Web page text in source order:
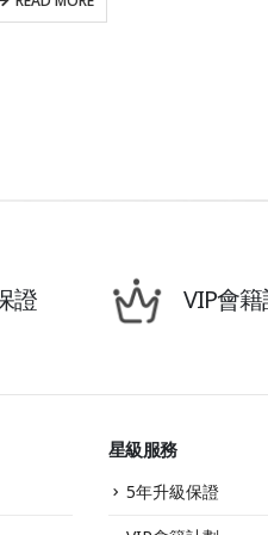
證 VIP會
星級服務
5年升級保證